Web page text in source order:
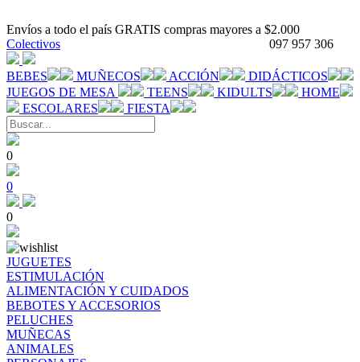
Envíos a todo el país GRATIS compras mayores a $2.000
097 957 306
Colectivos
BEBES MUÑECOS ACCIÓN
DIDÁCTICOS
JUEGOS DE MESA
TEENS KIDULTS
HOME
ESCOLARES
FIESTA
0
0
0
JUGUETES
ESTIMULACIÓN
ALIMENTACIÓN Y CUIDADOS
BEBOTES Y ACCESORIOS
PELUCHES
MUÑECAS
ANIMALES